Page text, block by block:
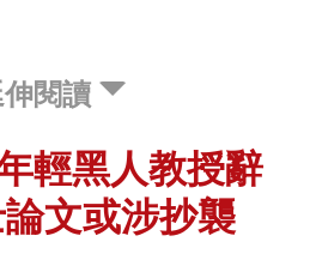
閱讀
輕黑人教授辭
文或涉抄襲